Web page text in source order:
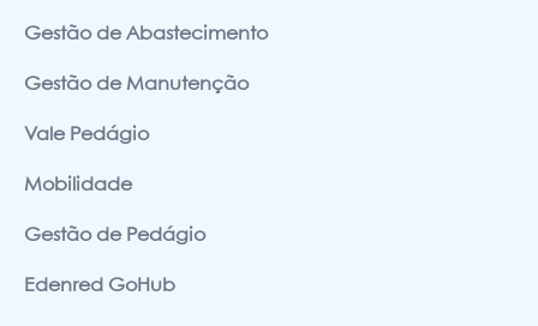
Gestão de Abastecimento
Gestão de Manutenção
Vale Pedágio
Mobilidade
Gestão de Pedágio
Edenred GoHub